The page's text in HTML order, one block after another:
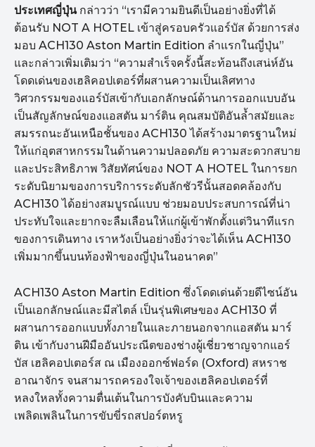
ประเทศญี่ปุ่นกล่าวว่า “เรามีความยินดีเป็นอย่างยิ่งที่ได้
ต้อนรับ NOT A HOTEL เข้าสู่ครอบครัวแอร์บัส ด้วยการส่ง
มอบ ACH130 Aston Martin Edition ลำแรกในญี่ปุ่น”
และกล่าวเพิ่มเติมว่า “ความสำเร็จครั้งนี้สะท้อนถึงเสน่ห์อัน
โดดเด่นของเฮลิคอปเตอร์ที่ผสานความเป็นเลิศทาง
วิศวกรรมของแอร์บัสเข้ากับเอกลักษณ์ด้านการออกแบบอัน
เป็นสัญลักษณ์ของแอสตัน มาร์ติน คุณสมบัติอันล้ำสมัยและ
สมรรถนะอันเหนือชั้นของ ACH130 ได้สร้างมาตรฐานใหม่
ให้แก่อุตสาหกรรมในด้านความปลอดภัย ความสะดวกสบาย
และประสิทธิภาพ วิสัยทัศน์ของ NOT A HOTEL ในการยก
ระดับนิยามของการบริการระดับลักชัวรีนั้นสอดคล้องกับ
ACH130 ได้อย่างสมบูรณ์แบบ ช่วยมอบประสบการณ์ที่น่า
ประทับใจและยากจะลืมเลือนให้แก่ผู้เข้าพักตั้งแต่วินาทีแรก
ของการเดินทาง เราหวังเป็นอย่างยิ่งว่าจะได้เห็น ACH130
เพิ่มมากขึ้นบนท้องฟ้าของญี่ปุ่นในอนาคต”
ACH130 Aston Martin Edition ซึ่งโดดเด่นด้วยดีไซน์อัน
เป็นเอกลักษณ์และมีสไตล์ เป็นรุ่นพิเศษของ ACH130 ที่
ผสานการออกแบบทั้งภายในและภายนอกจากแอสตัน มาร์
ติน เข้ากับงานฝีมืออันประณีตของช่างผู้เชี่ยวชาญจากแอร์
บัส เฮลิคอปเตอร์ส ณ เมืองออกซ์ฟอร์ด (Oxford) สหราช
อาณาจักร จนสามารถครองใจเจ้าของเฮลิคอปเตอร์ที่
หลงใหลทั้งความตื่นเต้นในการบังคับบินและความ
เพลิดเพลินในการขับขี่รถสปอร์ตหรู